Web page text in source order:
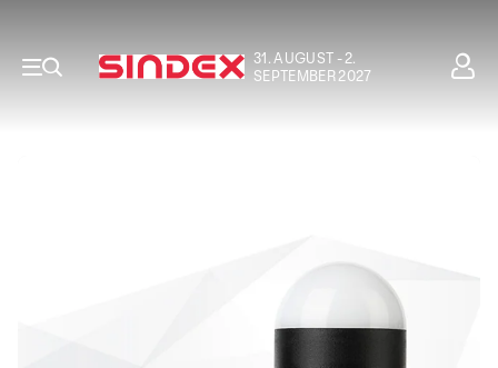
31. AUGUST - 2.
SEPTEMBER 2027